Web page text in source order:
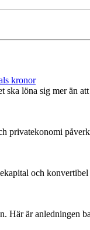
kronor
löna sig mer än
och
är